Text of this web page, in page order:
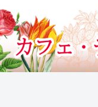
カフェで